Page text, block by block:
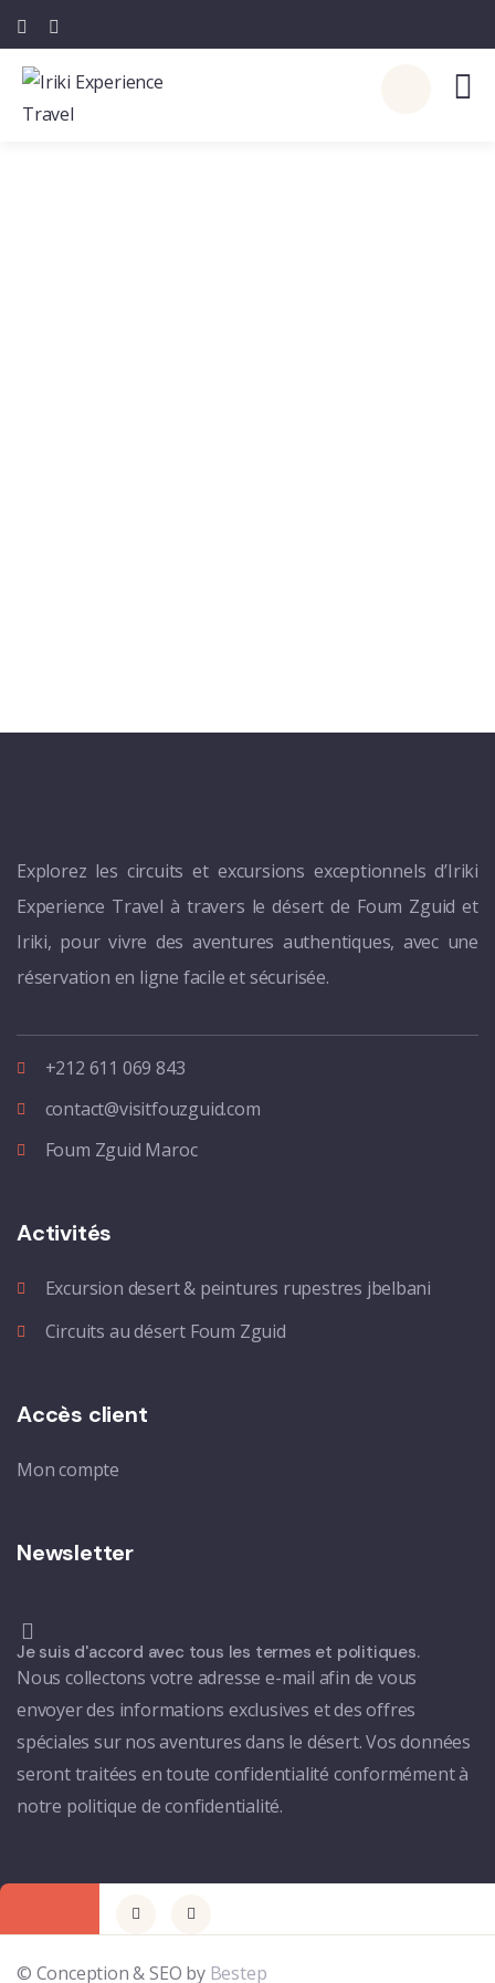
Explorez les circuits et excursions exceptionnels d’Iriki
Experience Travel à travers le désert de Foum Zguid et
Iriki, pour vivre des aventures authentiques, avec une
réservation en ligne facile et sécurisée.
+212 611 069 843
contact@visitfouzguid.com
Foum Zguid Maroc
Activités
Excursion desert & peintures rupestres jbelbani
Circuits au désert Foum Zguid
Accès client
Mon compte
Newsletter
Je suis d'accord avec tous les termes et politiques.
Nous collectons votre adresse e-mail afin de vous
envoyer des informations exclusives et des offres
spéciales sur nos aventures dans le désert. Vos données
seront traitées en toute confidentialité conformément à
notre politique de confidentialité.
© Conception & SEO by Bestep